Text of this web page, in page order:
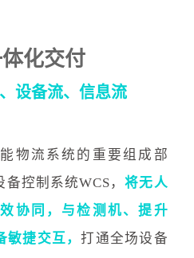
化交付
设备流、信息流
物流系统的重要组成部
备控制系统WCS，将无人
协同，与检测机、提升
敏捷交互，打通全场设备